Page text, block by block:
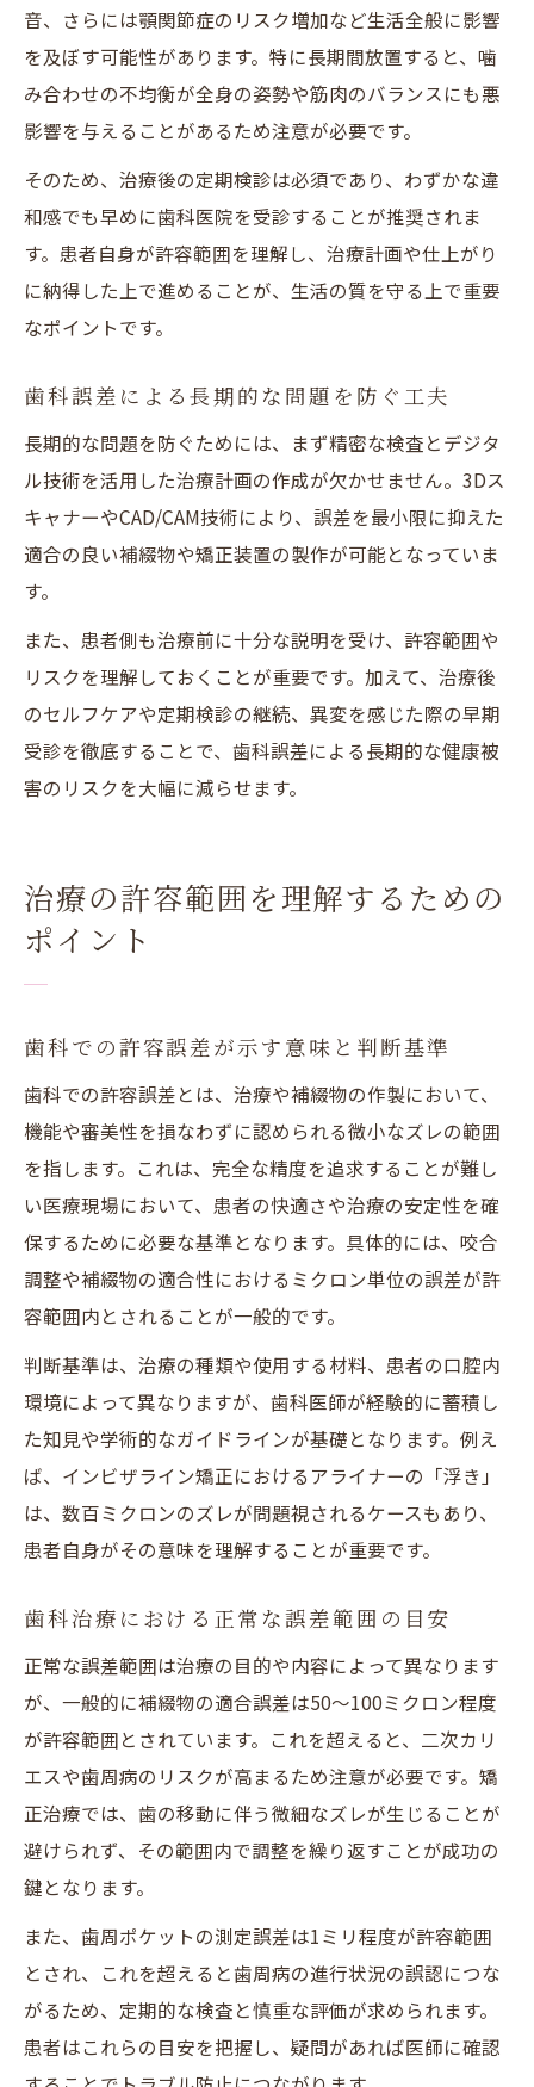
音、さらには顎関節症のリスク増加など生活全般に影響
を及ぼす可能性があります。特に長期間放置すると、噛
み合わせの不均衡が全身の姿勢や筋肉のバランスにも悪
影響を与えることがあるため注意が必要です。
そのため、治療後の定期検診は必須であり、わずかな違
和感でも早めに歯科医院を受診することが推奨されま
す。患者自身が許容範囲を理解し、治療計画や仕上がり
に納得した上で進めることが、生活の質を守る上で重要
なポイントです。
歯科誤差による長期的な問題を防ぐ工夫
長期的な問題を防ぐためには、まず精密な検査とデジタ
ル技術を活用した治療計画の作成が欠かせません。3Dス
キャナーやCAD/CAM技術により、誤差を最小限に抑えた
適合の良い補綴物や矯正装置の製作が可能となっていま
す。
また、患者側も治療前に十分な説明を受け、許容範囲や
リスクを理解しておくことが重要です。加えて、治療後
のセルフケアや定期検診の継続、異変を感じた際の早期
受診を徹底することで、歯科誤差による長期的な健康被
害のリスクを大幅に減らせます。
治療の許容範囲を理解するための
ポイント
歯科での許容誤差が示す意味と判断基準
歯科での許容誤差とは、治療や補綴物の作製において、
機能や審美性を損なわずに認められる微小なズレの範囲
を指します。これは、完全な精度を追求することが難し
い医療現場において、患者の快適さや治療の安定性を確
保するために必要な基準となります。具体的には、咬合
調整や補綴物の適合性におけるミクロン単位の誤差が許
容範囲内とされることが一般的です。
判断基準は、治療の種類や使用する材料、患者の口腔内
環境によって異なりますが、歯科医師が経験的に蓄積し
た知見や学術的なガイドラインが基礎となります。例え
ば、インビザライン矯正におけるアライナーの「浮き」
は、数百ミクロンのズレが問題視されるケースもあり、
患者自身がその意味を理解することが重要です。
歯科治療における正常な誤差範囲の目安
正常な誤差範囲は治療の目的や内容によって異なります
が、一般的に補綴物の適合誤差は50〜100ミクロン程度
が許容範囲とされています。これを超えると、二次カリ
エスや歯周病のリスクが高まるため注意が必要です。矯
正治療では、歯の移動に伴う微細なズレが生じることが
避けられず、その範囲内で調整を繰り返すことが成功の
鍵となります。
また、歯周ポケットの測定誤差は1ミリ程度が許容範囲
とされ、これを超えると歯周病の進行状況の誤認につな
がるため、定期的な検査と慎重な評価が求められます。
患者はこれらの目安を把握し、疑問があれば医師に確認